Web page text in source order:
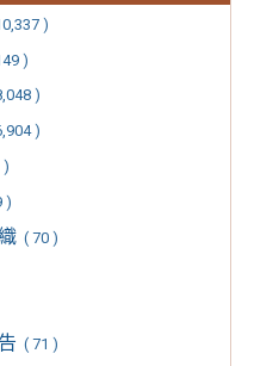
)
)
)
)
)
)
( 70 )
( 71 )